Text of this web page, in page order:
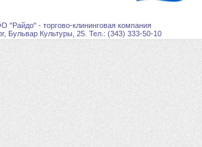
"Райдо" - торгово-клининговая компания
Бульвар Культуры, 25. Тел.: (343) 333-50-10